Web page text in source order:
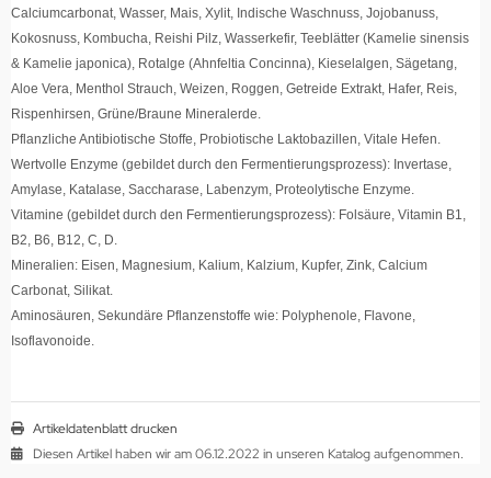
Calciumcarbonat, Wasser, Mais, Xylit, Indische Waschnuss, Jojobanuss,
Kokosnuss, Kombucha, Reishi Pilz, Wasserkefir, Teeblätter (Kamelie sinensis
& Kamelie japonica), Rotalge (Ahnfeltia Concinna), Kieselalgen, Sägetang,
Aloe Vera, Menthol Strauch, Weizen, Roggen, Getreide Extrakt, Hafer, Reis,
Rispenhirsen, Grüne/Braune Mineralerde.
Pflanzliche Antibiotische Stoffe, Probiotische Laktobazillen, Vitale Hefen.
Wertvolle Enzyme (gebildet durch den Fermentierungsprozess): Invertase,
Amylase, Katalase, Saccharase, Labenzym, Proteolytische Enzyme.
Vitamine (gebildet durch den Fermentierungsprozess): Folsäure, Vitamin B1,
B2, B6, B12, C, D.
Mineralien: Eisen, Magnesium, Kalium, Kalzium, Kupfer, Zink, Calcium
Carbonat, Silikat.
Aminosäuren, Sekundäre Pflanzenstoffe wie: Polyphenole, Flavone,
Isoflavonoide.
Artikeldatenblatt drucken
Diesen Artikel haben wir am 06.12.2022 in unseren Katalog aufgenommen.